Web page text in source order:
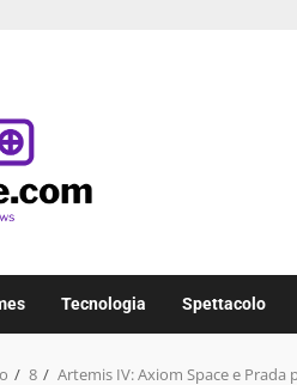
Tecnologia Spettacolo
8 Artemis IV: Axiom Space e